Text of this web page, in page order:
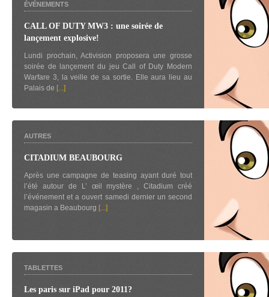
ÉVÉNEMENTS
CALL OF DUTY MW3 : une soirée de
lançement explosive!
Lundi prochain, Activision proposera une grosse
soirée de lançement du jeu Call of Duty Modern
Warfare 3, la veille de sa sortie. Elle aura lieu au
Palais de [...]
AUTRES
CITADIUM BEAUBOURG
Après une campagne de teasing ayant duré tout
l’été autour de L’ œil mystère , Citadium créé
l’événement et a ouvert samedi dernier un second
magasin a Beaubourg [...]
TABLETTES
Les paris sur iPad pour 2011?